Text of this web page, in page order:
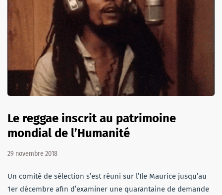
Le reggae inscrit au patrimoine
mondial de l’Humanité
29 novembre 2018
Un comité de sélection s’est réuni sur l’Ile Maurice jusqu’au
1er décembre afin d’examiner une quarantaine de demande